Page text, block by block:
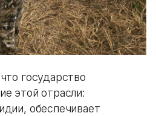
государство
этой отрасли:
обеспечивает